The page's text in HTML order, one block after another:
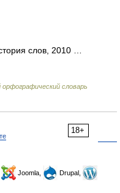
слов, 2010 …
орфографический словарь
18+
Joomla,
Drupal,